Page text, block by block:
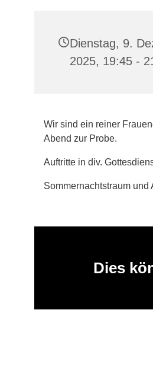
Dienstag, 9.
2025, 19:45 -
Wir sind ein reiner
Abend zur Probe.
Auftritte in div.
Sommernachtstraum und
Dies